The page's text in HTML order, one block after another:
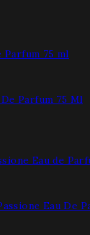
Parfum 75 Ml
Eau De